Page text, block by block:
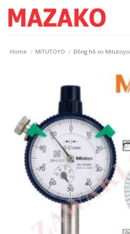
content
Home / MITUTOYO / Đồng hồ so Mitutoyo